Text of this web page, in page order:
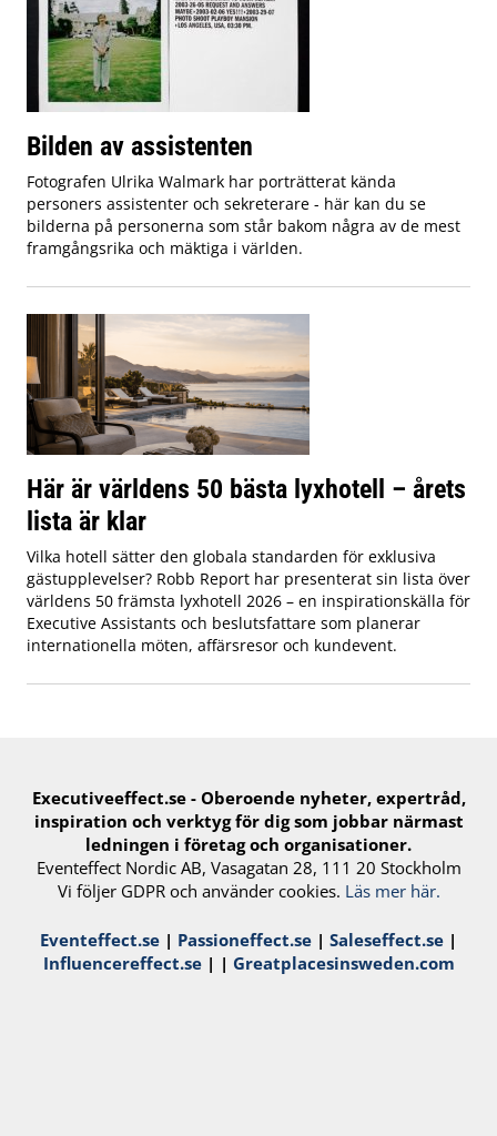
Bilden av assistenten
Fotografen Ulrika Walmark har porträtterat kända
personers assistenter och sekreterare - här kan du se
bilderna på personerna som står bakom några av de mest
framgångsrika och mäktiga i världen.
Här är världens 50 bästa lyxhotell – årets
lista är klar
Vilka hotell sätter den globala standarden för exklusiva
gästupplevelser? Robb Report har presenterat sin lista över
världens 50 främsta lyxhotell 2026 – en inspirationskälla för
Executive Assistants och beslutsfattare som planerar
internationella möten, affärsresor och kundevent.
Executiveeffect.se - Oberoende nyheter, expertråd,
inspiration och verktyg för ​dig​ som jobbar närmast
ledningen i företag och organisationer.
Eventeffect Nordic AB, Vasagatan 28, 111 20 Stockholm
Vi följer GDPR och använder cookies. Läs mer här.
Eventeffect.se | Passioneffect.se | Saleseffect.se |
Influencereffect.se| | Greatplacesinsweden.com